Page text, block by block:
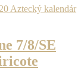
7/8/SE